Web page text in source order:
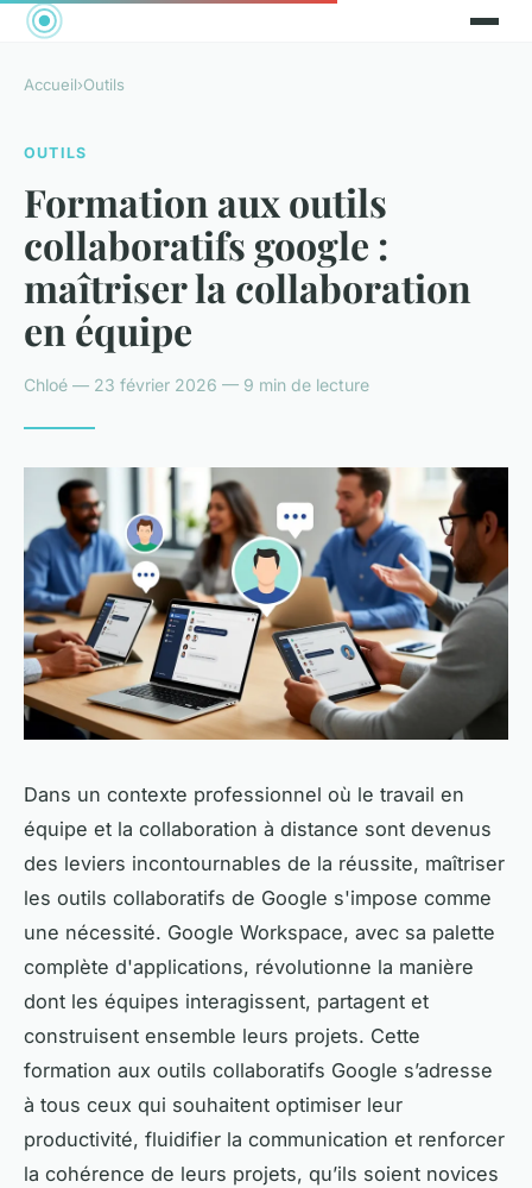
Accueil›Outils
OUTILS
Formation aux outils
collaboratifs google :
maîtriser la collaboration
en équipe
Chloé — 23 février 2026 — 9 min de lecture
Dans un contexte professionnel où le travail en
équipe et la collaboration à distance sont devenus
des leviers incontournables de la réussite, maîtriser
les outils collaboratifs de Google s'impose comme
une nécessité. Google Workspace, avec sa palette
complète d'applications, révolutionne la manière
dont les équipes interagissent, partagent et
construisent ensemble leurs projets. Cette
formation aux outils collaboratifs Google s’adresse
à tous ceux qui souhaitent optimiser leur
productivité, fluidifier la communication et renforcer
la cohérence de leurs projets, qu’ils soient novices